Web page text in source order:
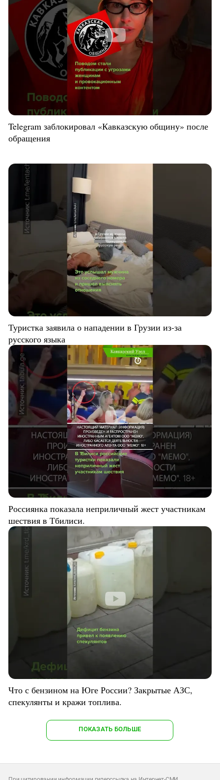
Telegram заблокировал «Кавказскую общину» после
обращения
Туристка заявила о нападении в Грузии из-за
русского языка
Россиянка показала неприличный жест участникам
шествия в Тбилиси.
Что с бензином на Юге России? Закрытые АЗС,
спекулянты и кражи топлива.
ПОКАЗАТЬ БОЛЬШЕ